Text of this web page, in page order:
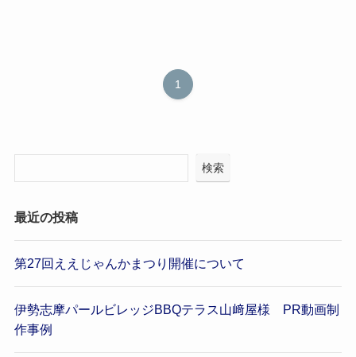
1
検索
最近の投稿
第27回ええじゃんかまつり開催について
伊勢志摩パールビレッジBBQテラス山﨑屋様 PR動画制
作事例